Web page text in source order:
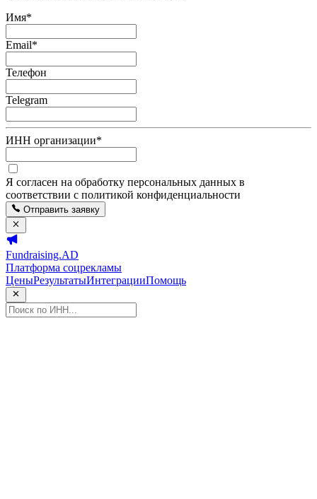
Имя*
Email*
Телефон
Telegram
ИНН организации*
Я согласен на обработку персональных данных в
соответствии с политикой конфиденциальности
Отправить заявку
Fundraising.AD
Платформа соцрекламы
ЦеныРезультатыИнтеграцииПомощь